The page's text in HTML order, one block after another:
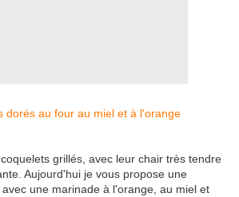
grillés, avec leur chair très tendre
Aujourd'hui je vous propose une
une marinade à l'orange, au miel et